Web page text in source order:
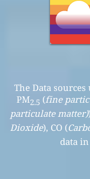
The Data
PM2.5 (fine
particulate matter)
Dioxide), CO (
data